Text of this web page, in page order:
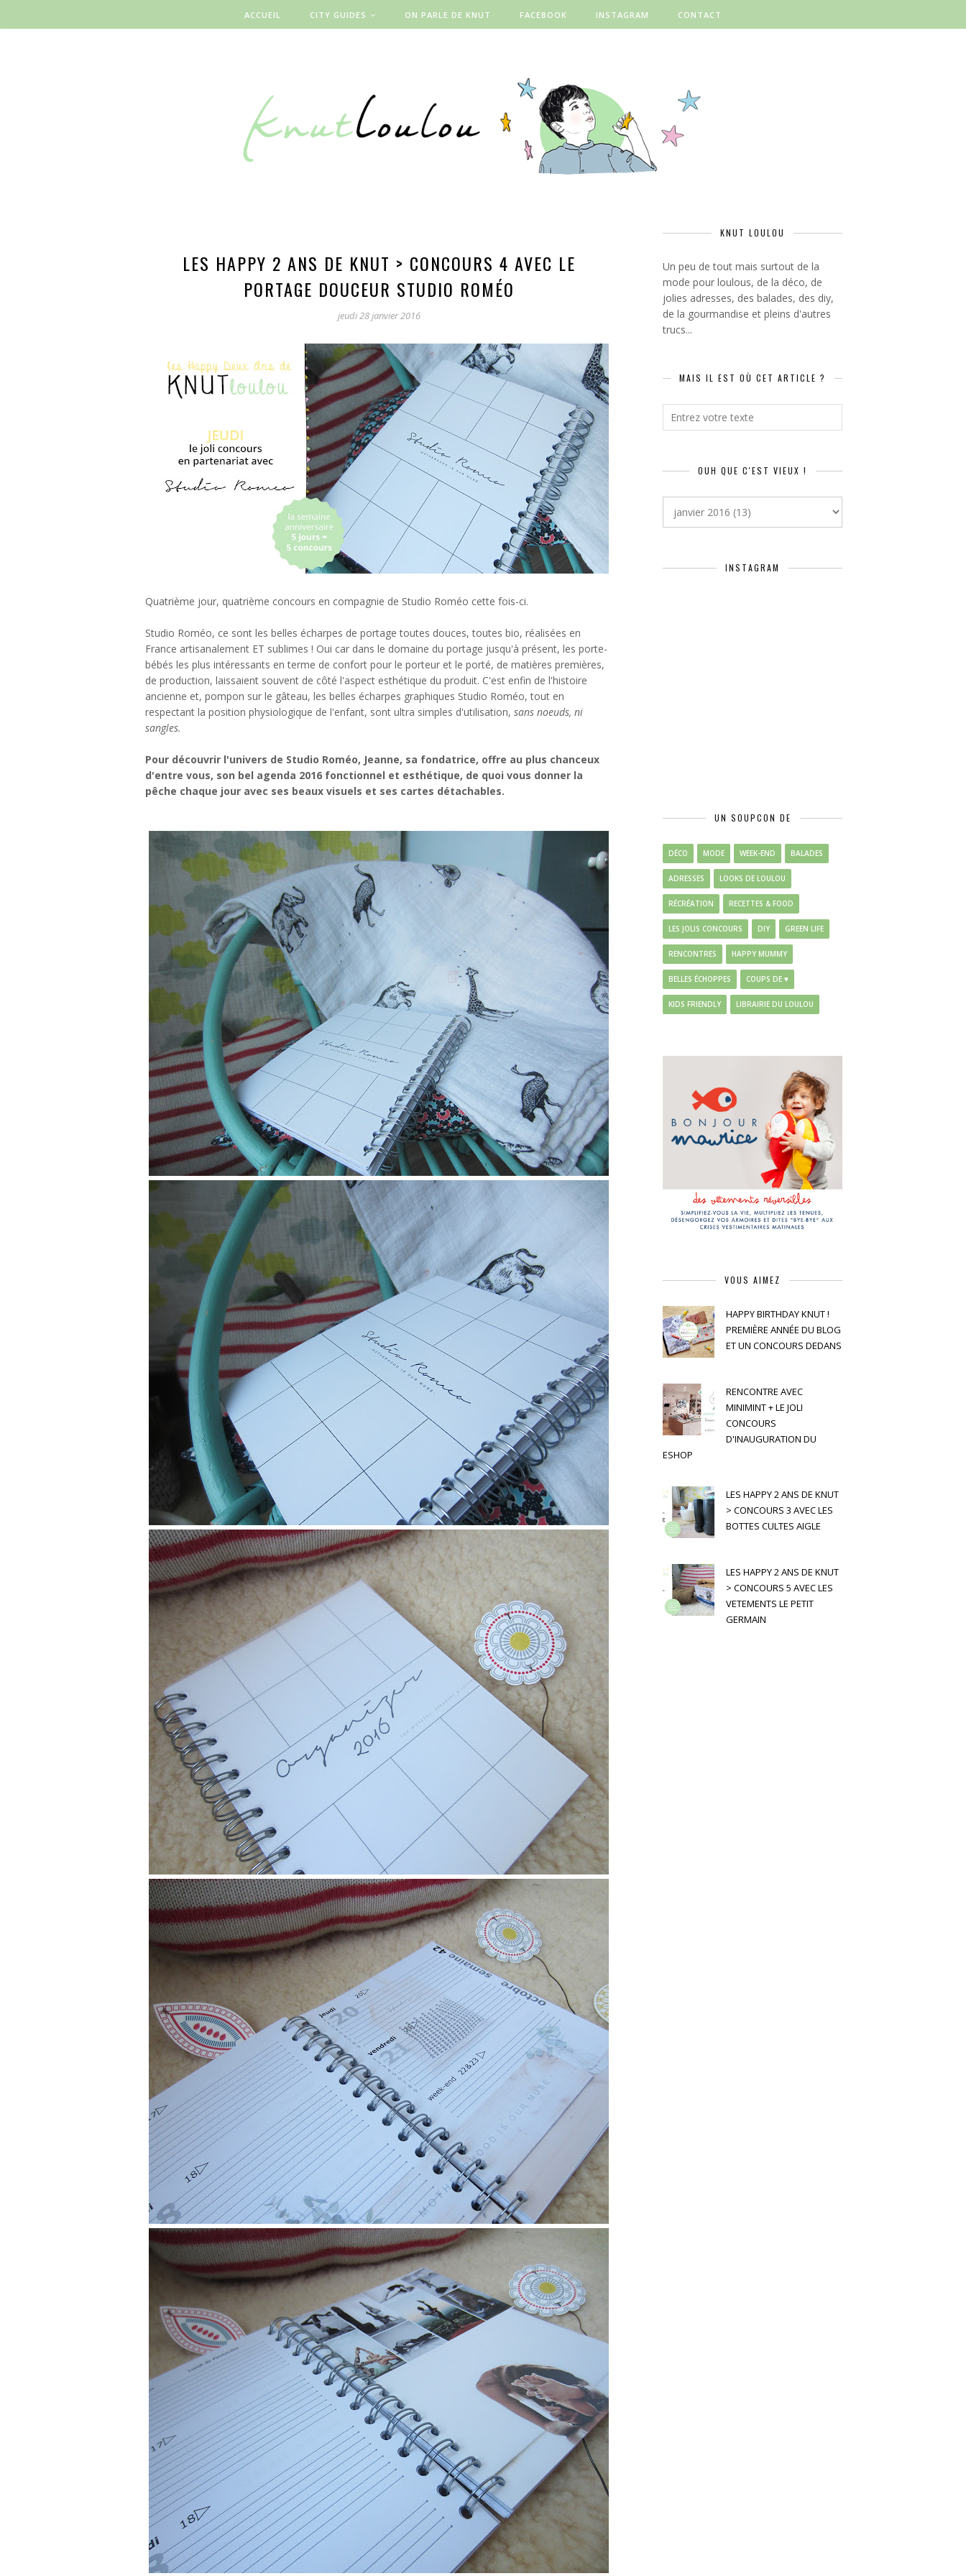
ACCUEIL CITY GUIDES ON PARLE DE KNUT FACEBOOK INSTAGRAM CONTACT
LES HAPPY 2 ANS DE KNUT > CONCOURS 4 AVEC LE
PORTAGE DOUCEUR STUDIO ROMÉO
jeudi 28 janvier 2016
Quatrième jour, quatrième concours en compagnie de Studio Roméo cette fois-ci.
Studio Roméo, ce sont les belles écharpes de portage toutes douces, toutes bio, réalisées en
France artisanalement ET sublimes ! Oui car dans le domaine du portage jusqu'à présent, les porte-
bébés les plus intéressants en terme de confort pour le porteur et le porté, de matières premières,
de production, laissaient souvent de côté l'aspect esthétique du produit. C'est enfin de l'histoire
ancienne et, pompon sur le gâteau, les belles écharpes graphiques Studio Roméo, tout en
respectant la position physiologique de l'enfant, sont ultra simples d'utilisation, sans noeuds, ni
sangles.
Pour découvrir l'univers de Studio Roméo, Jeanne, sa fondatrice, offre au plus chanceux
d'entre vous, son bel agenda 2016 fonctionnel et esthétique, de quoi vous donner la
pêche chaque jour avec ses beaux visuels et ses cartes détachables.
KNUT LOULOU
Un peu de tout mais surtout de la
mode pour loulous, de la déco, de
jolies adresses, des balades, des diy,
de la gourmandise et pleins d'autres
trucs...
MAIS IL EST OÙ CET ARTICLE ?
OUH QUE C'EST VIEUX !
INSTAGRAM
UN SOUPCON DE
DÉCO MODE WEEK-END BALADES
ADRESSES LOOKS DE LOULOU
RÉCRÉATION RECETTES & FOOD
LES JOLIS CONCOURS DIY GREEN LIFE
RENCONTRES HAPPY MUMMY
BELLES ÉCHOPPES COUPS DE ♥
KIDS FRIENDLY LIBRAIRIE DU LOULOU
VOUS AIMEZ
HAPPY BIRTHDAY KNUT !
PREMIÈRE ANNÉE DU BLOG
ET UN CONCOURS DEDANS
RENCONTRE AVEC
MINIMINT + LE JOLI
CONCOURS
D'INAUGURATION DU
ESHOP
LES HAPPY 2 ANS DE KNUT
> CONCOURS 3 AVEC LES
BOTTES CULTES AIGLE
LES HAPPY 2 ANS DE KNUT
> CONCOURS 5 AVEC LES
VETEMENTS LE PETIT
GERMAIN